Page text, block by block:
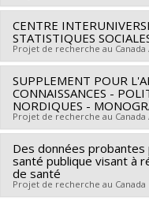
Grant programs:
Gauvin,Marie-France
Caux,Lucie Richard
Funding sources:IRSC/
Canada
Grant programs:
Lead researcher : Marie-
Co-researchers : Marie-
Funding sources:FRQS/
Santé (FRSQ)
Grant programs:
interventionnelle en
CENTRE
STATISTIQUES
Projet de recherche au Canada
Lead researcher :
Co-researchers : Jean
Bourbeau,Andrée
Alain Lesage
Louise
Linda S. Pagani ,Claire
Goulet,Thomas LeGrand
,Alain Marchand,Louise
SUPPLEMENT POUR
CONNAISSANCES -
NORDIQUES -
Projet de recherche au Canada
Lead researcher : Marie-
Des données
santé publique visant à
de santé
Projet de recherche au Canada